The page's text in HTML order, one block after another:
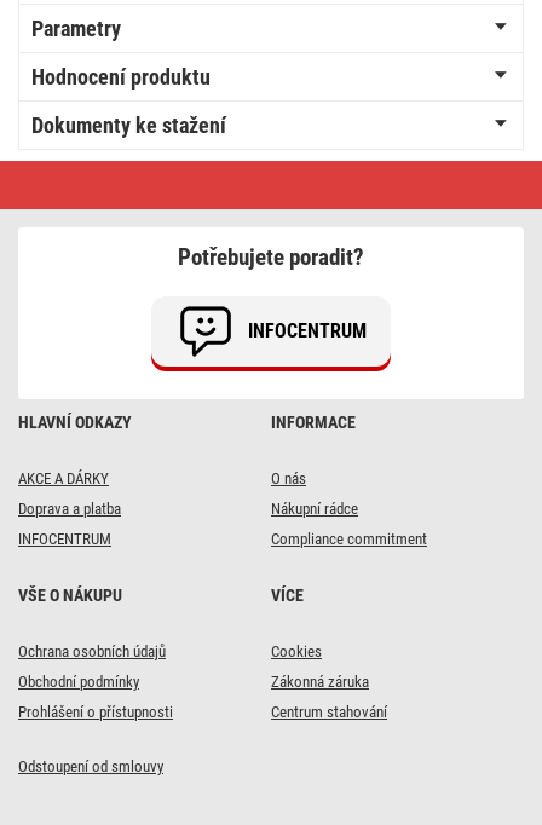
Parametry
Hodnocení produktu
Dokumenty ke stažení
HLAVNÍ ODKAZY
AKCE A DÁRKY
Doprava a platba
INFOCENTRUM
INFORMACE
O nás
Nákupní rádce
Compliance commitment
VŠE O NÁKUPU
Ochrana osobních údajů
Obchodní podmínky
Prohlášení o přístupnosti
VÍCE
Cookies
Zákonná záruka
Centrum stahování
Odstoupení od smlouvy
Potřebujete poradit?
INFOCENTRUM